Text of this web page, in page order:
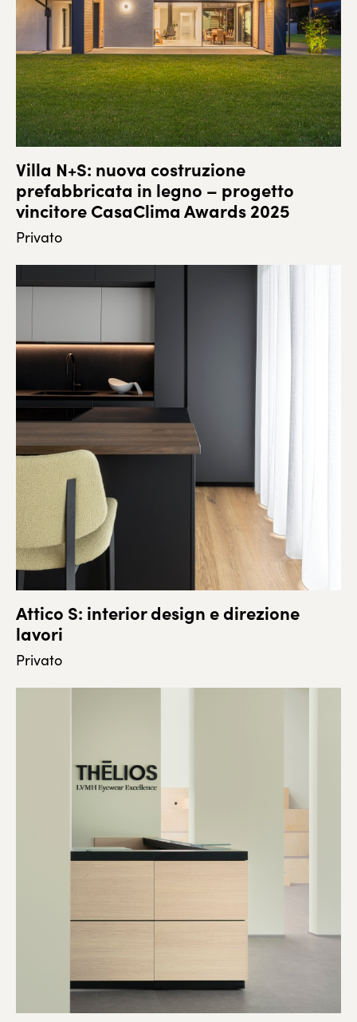
Villa N+S: nuova costruzione
prefabbricata in legno – progetto
vincitore CasaClima Awards 2025
Privato
Attico S: interior design e direzione
lavori
Privato